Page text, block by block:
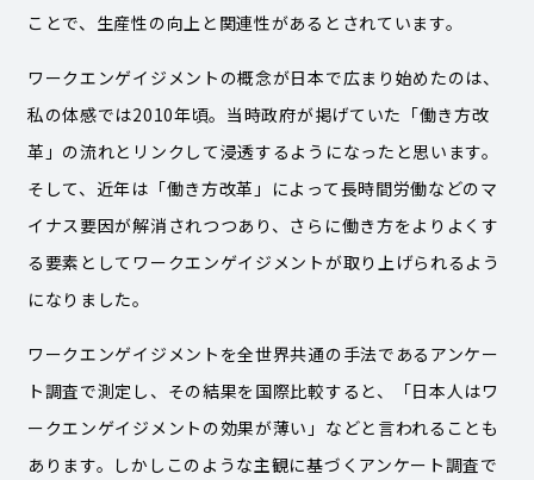
ことで、生産性の向上と関連性があるとされています。
ワークエンゲイジメントの概念が日本で広まり始めたのは、
私の体感では2010年頃。当時政府が掲げていた「働き方改
革」の流れとリンクして浸透するようになったと思います。
そして、近年は「働き方改革」によって長時間労働などのマ
イナス要因が解消されつつあり、さらに働き方をよりよくす
る要素としてワークエンゲイジメントが取り上げられるよう
になりました。
ワークエンゲイジメントを全世界共通の手法であるアンケー
ト調査で測定し、その結果を国際比較すると、「日本人はワ
ークエンゲイジメントの効果が薄い」などと言われることも
あります。しかしこのような主観に基づくアンケート調査で